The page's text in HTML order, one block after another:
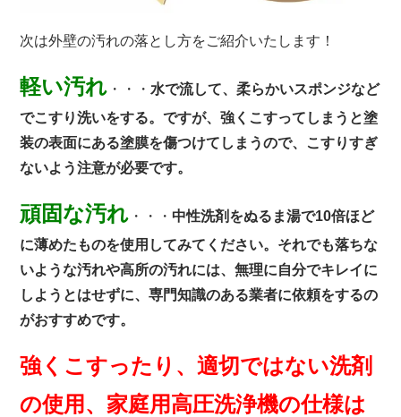
次は外壁の汚れの落とし方をご紹介いたします！
軽い汚れ ・・・ 水で流して、柔らかいスポンジなど
でこすり洗いをする。ですが、強くこすってしまうと塗
装の表面にある塗膜を傷つけてしまうので、こすりすぎ
ないよう注意が必要です。
頑固な汚れ ・・・ 中性洗剤をぬるま湯で10倍ほど
に薄めたものを使用してみてください。それでも落ちな
いような汚れや高所の汚れには、無理に自分でキレイに
しようとはせずに、専門知識のある業者に依頼をするの
がおすすめです。
強くこすったり、適切ではない洗剤
の使用、家庭用高圧洗浄機の仕様は